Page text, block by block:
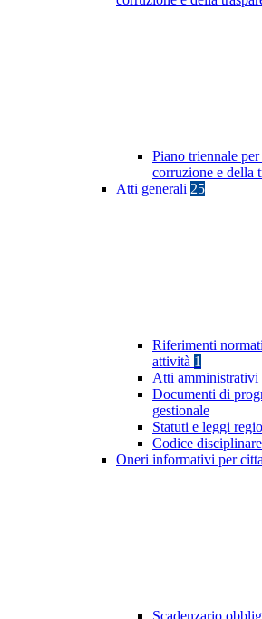
Piano triennale
corruzione e della
Atti generali 25
Riferimenti
attività 1
Atti amministrativi
Documenti di
gestionale
Statuti e leggi
Codice
Oneri informativi per